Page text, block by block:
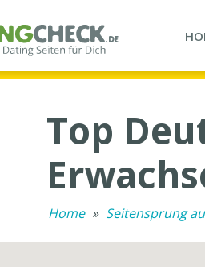
Top
Home » Seitensprung